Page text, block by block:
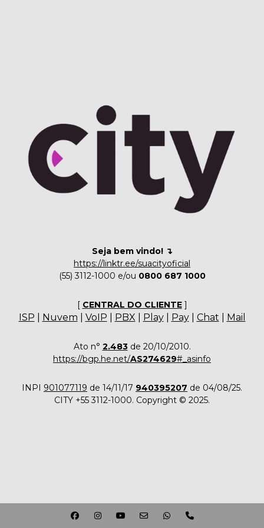
Seja bem vindo! ↴
https://linktr.ee/suacityoficial
(55) 3112-1000 e/ou 0800 687 1000
[ CENTRAL DO CLIENTE]
ISP Nuvem VoIP PBX Play| Pay| Chat Mail
Ato n° 2.483de 20/10/2010.
https://bgp.he.net/AS274629#_asinfo
INPI 901077119 de 14/11/17 940395207 de 04/08/25.
CITY +55 3112-1000. Copyright © 2025.